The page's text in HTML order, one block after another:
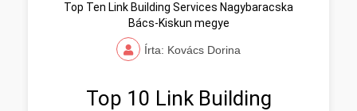
Top Ten Link Building Services Nagybaracska
Bács-Kiskun megye
Írta: Kovács Dorina
Top 10 Link Building